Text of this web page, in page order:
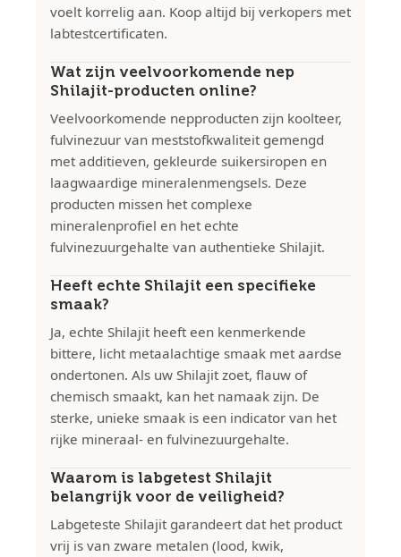
voelt korrelig aan. Koop altijd bij verkopers met
labtestcertificaten.
Wat zijn veelvoorkomende nep
Shilajit-producten online?
Veelvoorkomende nepproducten zijn koolteer,
fulvinezuur van meststofkwaliteit gemengd
met additieven, gekleurde suikersiropen en
laagwaardige mineralenmengsels. Deze
producten missen het complexe
mineralenprofiel en het echte
fulvinezuurgehalte van authentieke Shilajit.
Heeft echte Shilajit een specifieke
smaak?
Ja, echte Shilajit heeft een kenmerkende
bittere, licht metaalachtige smaak met aardse
ondertonen. Als uw Shilajit zoet, flauw of
chemisch smaakt, kan het namaak zijn. De
sterke, unieke smaak is een indicator van het
rijke mineraal- en fulvinezuurgehalte.
Waarom is labgetest Shilajit
belangrijk voor de veiligheid?
Labgeteste Shilajit garandeert dat het product
vrij is van zware metalen (lood, kwik,